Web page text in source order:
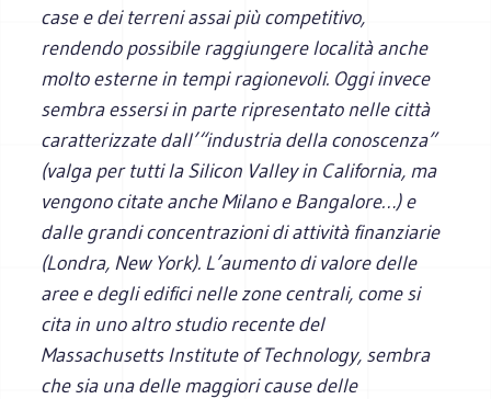
case e dei terreni assai più competitivo,
rendendo possibile raggiungere località anche
molto esterne in tempi ragionevoli. Oggi invece
sembra essersi in parte ripresentato nelle città
caratterizzate dall’“industria della conoscenza”
(valga per tutti la Silicon Valley in California, ma
vengono citate anche Milano e Bangalore…) e
dalle grandi concentrazioni di attività finanziarie
(Londra, New York). L’aumento di valore delle
aree e degli edifici nelle zone centrali, come si
cita in uno altro studio recente del
Massachusetts Institute of Technology, sembra
che sia una delle maggiori cause delle